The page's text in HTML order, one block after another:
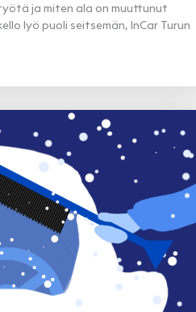
ja miten ala on muuttunut
lyö puoli seitsemän, InCar Turun